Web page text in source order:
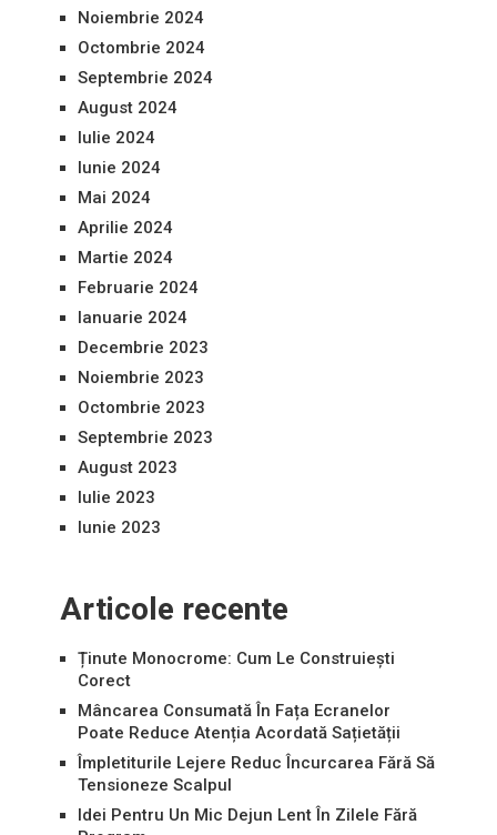
Noiembrie 2024
Octombrie 2024
Septembrie 2024
August 2024
Iulie 2024
Iunie 2024
Mai 2024
Aprilie 2024
Martie 2024
Februarie 2024
Ianuarie 2024
Decembrie 2023
Noiembrie 2023
Octombrie 2023
Septembrie 2023
August 2023
Iulie 2023
Iunie 2023
Articole recente
Ținute Monocrome: Cum Le Construiești
Corect
Mâncarea Consumată În Fața Ecranelor
Poate Reduce Atenția Acordată Sațietății
Împletiturile Lejere Reduc Încurcarea Fără Să
Tensioneze Scalpul
Idei Pentru Un Mic Dejun Lent În Zilele Fără